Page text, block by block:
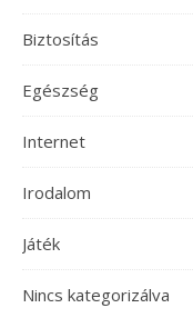
Biztosítás
Egészség
Internet
Irodalom
Játék
Nincs kategorizálva